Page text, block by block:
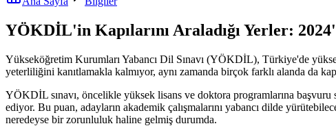
YÖKDİL'in Kapılarını Araladığı Yerler:
Yükseköğretim Kurumları Yabancı Dil Sınavı (YÖKDİL), Türkiye'de
yeterliliğini kanıtlamakla kalmıyor, aynı zamanda birçok farklı alanda da
YÖKDİL sınavı, öncelikle yüksek lisans ve doktora programlarına
ediyor. Bu puan, adayların akademik çalışmalarını yabancı dilde
neredeyse bir zorunluluk haline gelmiş durumda.